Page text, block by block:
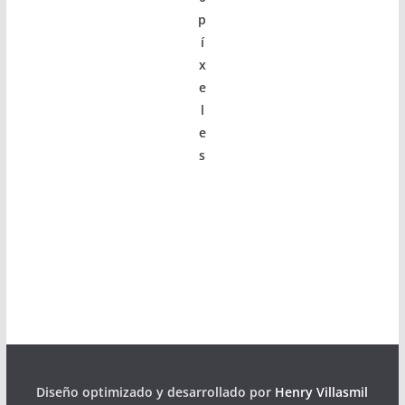
p
í
x
e
l
e
s
Diseño optimizado y desarrollado por Henry Villasmil